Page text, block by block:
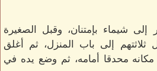
شيماء بإمتنان، وقبل الصغيرة
ثلاثتهم إلى باب المنزل، ثم أغلق
محدقا أمامه، ثم وضع يده في